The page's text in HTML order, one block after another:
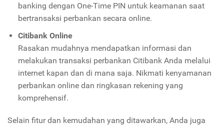
banking dengan One-Time PIN untuk keamanan saat
bertransaksi perbankan secara online.
Citibank Online
Rasakan mudahnya mendapatkan informasi dan
melakukan transaksi perbankan Citibank Anda melalui
internet kapan dan di mana saja. Nikmati kenyamanan
perbankan online dan ringkasan rekening yang
komprehensif.
Selain fitur dan kemudahan yang ditawarkan, Anda juga